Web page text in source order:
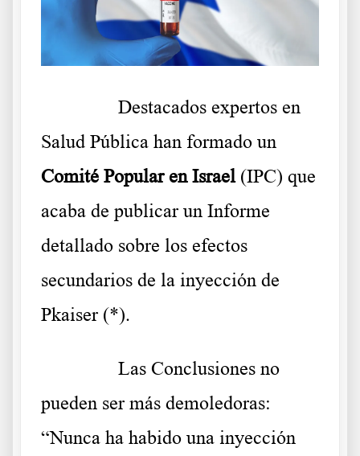
Destacados expertos en
Salud Pública han formado un
Comité Popular en Israel(IPC) que
acaba de publicar un Informe
detallado sobre los efectos
secundarios de la inyección de
Pkaiser (*).
Las Conclusiones no
pueden ser más demoledoras:
“Nunca ha habido una inyección